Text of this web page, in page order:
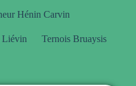
Hénin Carvin
Liévin Ternois Bruaysis